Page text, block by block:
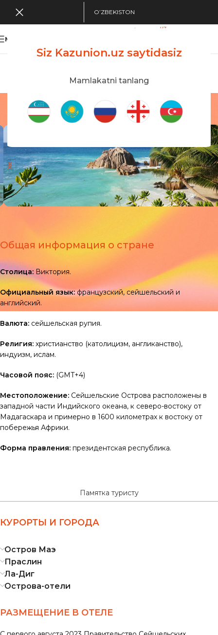
Siz Kazunion.uz saytidasiz
Mamlakatni tanlang
O’ZBEKISTON
MENU
Seyshel orollari
Bosh sahifa/ Seyshel orollari
Общая информация о стране
Столица:Виктория.
Официальный язык:французский, сейшельский и
английский.
Валюта: сейшельская рупия.
Религия: христианство (католицизм, англиканство),
индуизм, ислам.
Часовой пояс: (GMT+4)
Местоположение: Сейшельские Острова расположены в
западной части Индийского океана, к северо-востоку от
Мадагаскара и примерно в 1600 километрах к востоку от
побережья Африки.
Форма правления: президентская республика.
Памятка туристу
КУРОРТЫ И ГОРОДА
Остров Маэ
Праслин
Ла-Диг
Острова-отели
РАЗМЕЩЕНИЕ В ОТЕЛЕ